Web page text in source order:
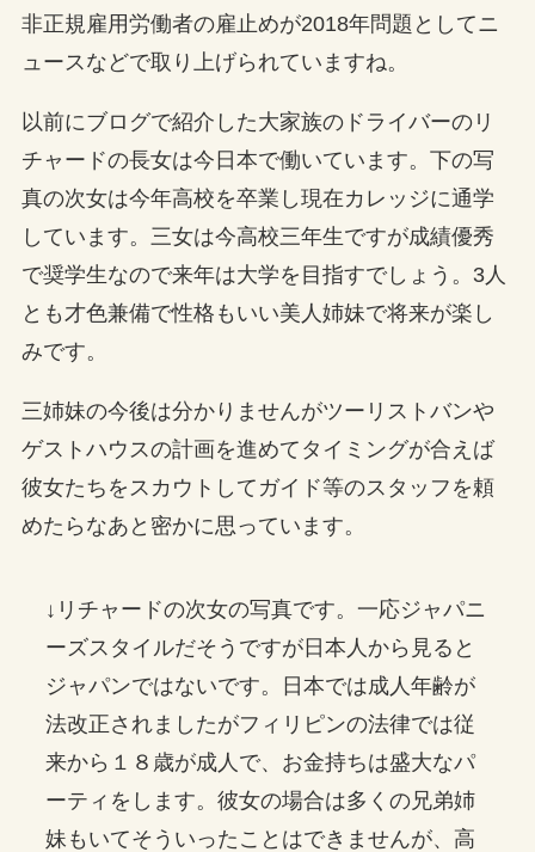
非正規雇用労働者の雇止めが2018年問題としてニ
ュースなどで取り上げられていますね。
以前にブログで紹介した大家族のドライバーのリ
チャードの長女は今日本で働いています。下の写
真の次女は今年高校を卒業し現在カレッジに通学
しています。三女は今高校三年生ですが成績優秀
で奨学生なので来年は大学を目指すでしょう。3人
とも才色兼備で性格もいい美人姉妹で将来が楽し
みです。
三姉妹の今後は分かりませんがツーリストバンや
ゲストハウスの計画を進めてタイミングが合えば
彼女たちをスカウトしてガイド等のスタッフを頼
めたらなあと密かに思っています。
↓リチャードの次女の写真です。一応ジャパニ
ーズスタイルだそうですが日本人から見ると
ジャパンではないです。日本では成人年齢が
法改正されましたがフィリピンの法律では従
来から１８歳が成人で、お金持ちは盛大なパ
ーティをします。彼女の場合は多くの兄弟姉
妹もいてそういったことはできませんが、高